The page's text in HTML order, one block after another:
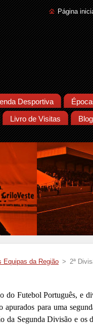
Página
Desportiva
Livro de Visitas
Equipas da Região > 2ª
do Futebol Português, e
apurados para uma
da Segunda Divisão e os